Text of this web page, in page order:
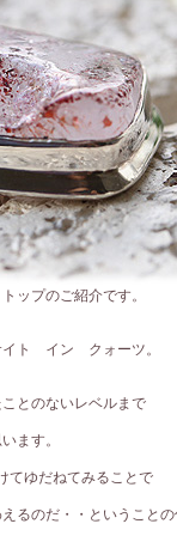
ップのご紹介です。
イト イン クォーツ。
とのないレベルまで
ます。
てゆだねてみることで
るのだ・・ということ